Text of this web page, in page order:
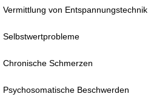
Vermittlung von Entspannungstechnik
Selbstwertprobleme
Chronische Schmerzen
Psychosomatische Beschwerden